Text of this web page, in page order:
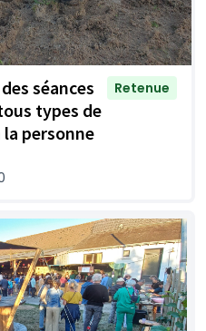
séances
types de
personne
Retenue